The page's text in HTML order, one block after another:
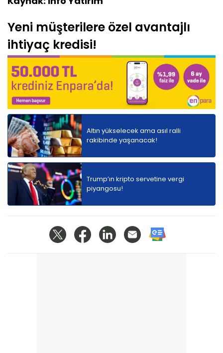
Yeni müşterilere özel avantajlı
ihtiyaç kredisi!
Altın yükselecek ama asıl ralli
rakibinde yaşanacak!
Trump’ın kripto servetine vergi
piyangosu!